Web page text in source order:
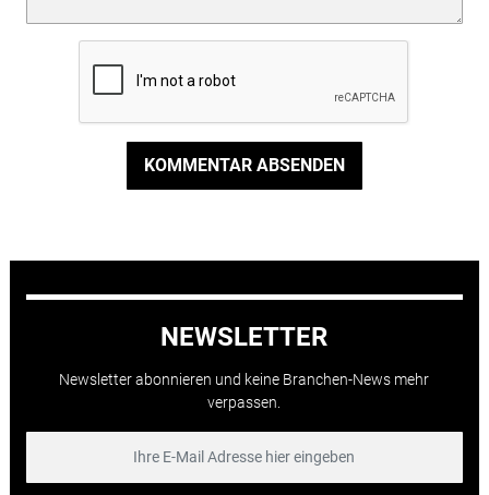
KOMMENTAR ABSENDEN
NEWSLETTER
Newsletter abonnieren und keine Branchen-News mehr
verpassen.